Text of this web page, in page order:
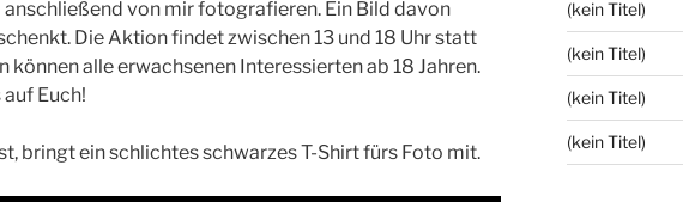
von mir fotografieren. Ein Bild davon
Die Aktion findet zwischen 13 und 18 Uhr statt
können alle erwachsenen Interessierten ab 18 Jahren.
Euch!
bringt ein schlichtes schwarzes T-Shirt fürs Foto mit.
(kein Titel)
(kein Titel)
(kein Titel)
(kein Titel)